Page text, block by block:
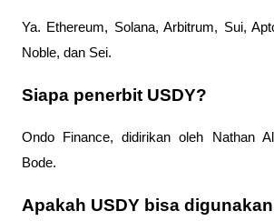
Ya. Ethereum, Solana, Arbitrum, Sui,
Noble, dan Sei.
Siapa penerbit USDY?
Ondo Finance, didirikan oleh Nathan
Bode.
Apakah USDY bisa